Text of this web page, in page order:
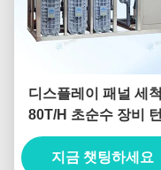
디스플레이 패널 세
80T/H 초순수 장비
프로젝트
지금 챗팅하세요